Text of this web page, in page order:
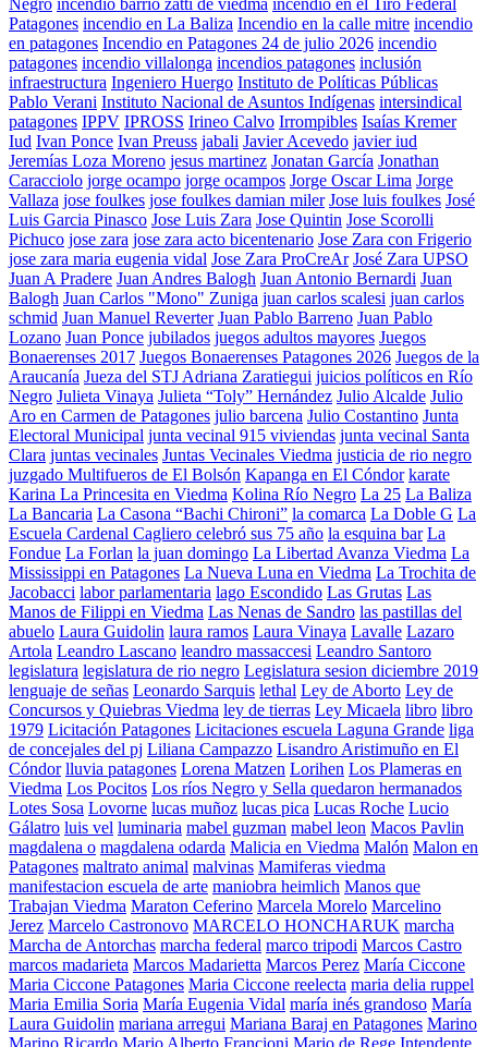
Negro incendio barrio zatti de viedma incendio en el Tiro Federal
Patagones incendio en La Baliza Incendio en la calle mitre incendio
en patagones Incendio en Patagones 24 de julio 2026 incendio
patagones incendio villalonga incendios patagones inclusión
infraestructura Ingeniero Huergo Instituto de Políticas Públicas
Pablo Verani Instituto Nacional de Asuntos Indígenas intersindical
patagones IPPV IPROSS Irineo Calvo Irrompibles Isaías Kremer
Iud Ivan Ponce Ivan Preuss jabali Javier Acevedo javier iud
Jeremías Loza Moreno jesus martinez Jonatan García Jonathan
Caracciolo jorge ocampo jorge ocampos Jorge Oscar Lima Jorge
Vallaza jose foulkes jose foulkes damian miler Jose luis foulkes José
Luis Garcia Pinasco Jose Luis Zara Jose Quintin Jose Scorolli
Pichuco jose zara jose zara acto bicentenario Jose Zara con Frigerio
jose zara maria eugenia vidal Jose Zara ProCreAr José Zara UPSO
Juan A Pradere Juan Andres Balogh Juan Antonio Bernardi Juan
Balogh Juan Carlos "Mono" Zuniga juan carlos scalesi juan carlos
schmid Juan Manuel Reverter Juan Pablo Barreno Juan Pablo
Lozano Juan Ponce jubilados juegos adultos mayores Juegos
Bonaerenses 2017 Juegos Bonaerenses Patagones 2026 Juegos de la
Araucanía Jueza del STJ Adriana Zaratiegui juicios políticos en Río
Negro Julieta Vinaya Julieta “Toly” Hernández Julio Alcalde Julio
Aro en Carmen de Patagones julio barcena Julio Costantino Junta
Electoral Municipal junta vecinal 915 viviendas junta vecinal Santa
Clara juntas vecinales Juntas Vecinales Viedma justicia de rio negro
juzgado Multifueros de El Bolsón Kapanga en El Cóndor karate
Karina La Princesita en Viedma Kolina Río Negro La 25 La Baliza
La Bancaria La Casona “Bachi Chironi” la comarca La Doble G La
Escuela Cardenal Cagliero celebró sus 75 año la esquina bar La
Fondue La Forlan la juan domingo La Libertad Avanza Viedma La
Mississippi en Patagones La Nueva Luna en Viedma La Trochita de
Jacobacci labor parlamentaria lago Escondido Las Grutas Las
Manos de Filippi en Viedma Las Nenas de Sandro las pastillas del
abuelo Laura Guidolin laura ramos Laura Vinaya Lavalle Lazaro
Artola Leandro Lascano leandro massaccesi Leandro Santoro
legislatura legislatura de rio negro Legislatura sesion diciembre 2019
lenguaje de señas Leonardo Sarquis lethal Ley de Aborto Ley de
Concursos y Quiebras Viedma ley de tierras Ley Micaela libro libro
1979 Licitación Patagones Licitaciones escuela Laguna Grande liga
de concejales del pj Liliana Campazzo Lisandro Aristimuño en El
Cóndor lluvia patagones Lorena Matzen Lorihen Los Plameras en
Viedma Los Pocitos Los ríos Negro y Sella quedaron hermanados
Lotes Sosa Lovorne lucas muñoz lucas pica Lucas Roche Lucio
Gálatro luis vel luminaria mabel guzman mabel leon Macos Pavlin
magdalena o magdalena odarda Malicia en Viedma Malón Malon en
Patagones maltrato animal malvinas Mamiferas viedma
manifestacion escuela de arte maniobra heimlich Manos que
Trabajan Viedma Maraton Ceferino Marcela Morelo Marcelino
Jerez Marcelo Castronovo MARCELO HONCHARUK marcha
Marcha de Antorchas marcha federal marco tripodi Marcos Castro
marcos madarieta Marcos Madarietta Marcos Perez María Ciccone
Maria Ciccone Patagones Maria Ciccone reelecta maria delia ruppel
Maria Emilia Soria María Eugenia Vidal maría inés grandoso María
Laura Guidolin mariana arregui Mariana Baraj en Patagones Marino
Marino Ricardo Mario Alberto Francioni Mario de Rege Intendente